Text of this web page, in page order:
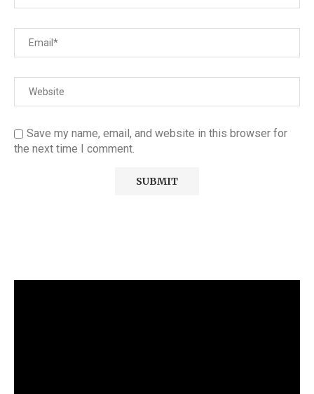
Save my name, email, and website in this browser for
the next time I comment.